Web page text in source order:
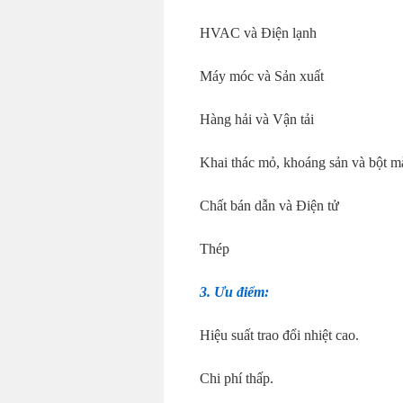
HVAC và Điện lạnh
Máy móc và Sản xuất
Hàng hải và Vận tải
Khai thác mỏ, khoáng sản và bột
Chất bán dẫn và Điện tử
Thép
3. Ưu điểm:
Hiệu suất trao đổi nhiệt cao.
Chi phí thấp.